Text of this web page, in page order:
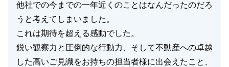
他社での今までの一年近くのことはなんだったのだろ
うと考えてしまいました。
これは期待を超える感動でした。
鋭い観察力と圧倒的な行動力、そして不動産への卓越
した高いご見識をお持ちの担当者様に出会えたこと、